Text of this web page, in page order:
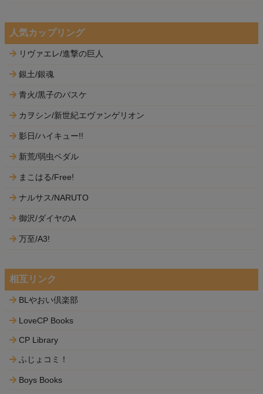
人気カップリング
リヴァエレ/進撃の巨人
銀土/銀魂
青火/黒子のバスケ
カヲシン/新世紀エヴァンゲリオン
影日/ハイキュー!!
新荒/弱虫ペダル
まこはる/Free!
ナルサス/NARUTO
御沢/ダイヤのA
万至/A3!
相互リンク
BLやおい倶楽部
LoveCP Books
CP Library
ふじょコミ！
Boys Books